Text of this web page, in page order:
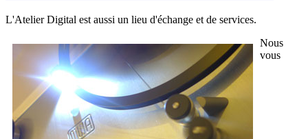
L'Atelier Digital est aussi un lieu d'échange et de services.
Nous
vous